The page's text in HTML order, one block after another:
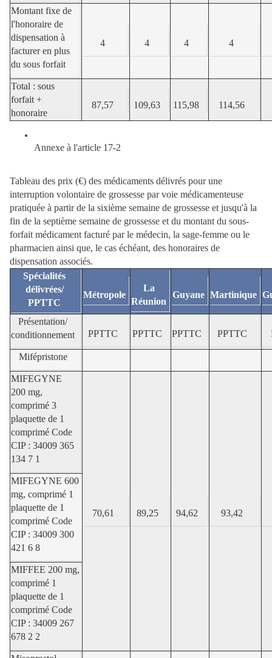
Montant fixe de
l'honoraire de
dispensation à
facturer en plus
du sous forfait
4 4 4 4
Total : sous
forfait +
honoraire
87,57 109,63 115,98 114,56
Annexe à l'article 17-2
Tableau des prix (€) des médicaments délivrés pour une
interruption volontaire de grossesse par voie médicamenteuse
pratiquée à partir de la sixième semaine de grossesse et jusqu'à la
fin de la septième semaine de grossesse et du montant du sous-
forfait médicament facturé par le médecin, la sage-femme ou le
pharmacien ainsi que, le cas échéant, des honoraires de
dispensation associés.
Spécialités
délivrées/
PPTTC
Métropole
La
Réunion
Guyane Martinique
Présentation/
conditionnement
PPTTC PPTTC PPTTC PPTTC
Mifépristone
MIFEGYNE
200 mg,
comprimé 3
plaquette de 1
comprimé Code
CIP : 34009 365
134 7 1
70,61 89,25 94,62 93,42
MIFEGYNE 600
mg, comprimé 1
plaquette de 1
comprimé Code
CIP : 34009 300
421 6 8
MIFFEE 200 mg,
comprimé 1
plaquette de 1
comprimé Code
CIP : 34009 267
678 2 2